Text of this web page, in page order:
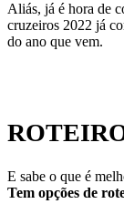
Aliás, já é hora de
cruzeiros 2022 já
do ano que vem.
E sabe o que é
Tem opções de